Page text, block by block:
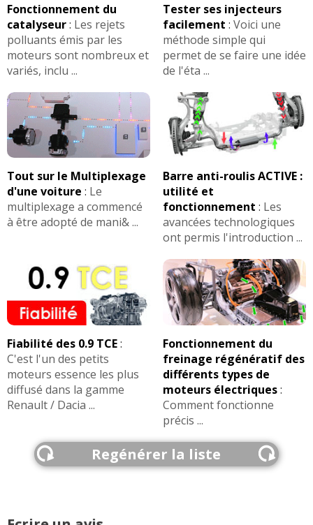
13/20 1.6 HDI 110 ch(0 )
12/20
multispace
)
10/20 1.6 HDI 110 ch(0 )
-- /20
1.6 HDI 110 ch J AI UN T7MOIN QUI
ALUME CHAQ(1
1.6 HDI 110 ch 35000 2010 2010(0 )
-- /20 1.6 HDI 110 ch 97000km 2009 xtr(0 )
1.6 HDI 110 ch (0 )
-- /20 1.6 HDI 110 ch(0 )
Fonctionnement du
catalyseur: Les rejets
polluants émis par les
moteurs sont nombreux et
variés, inclu ...
Tester ses injecteurs
facilement : Voici une
méthode simple qui
permet de se faire une idée
de l'éta ...
Tout sur le Multiplexage
d'une voiture : Le
multiplexage a commencé
à être adopté de mani& ...
Barre anti-roulis ACTIVE :
utilité et
fonctionnement : Les
avancées technologiques
ont permis l'introduction ...
Fiabilité des 0.9 TCE:
C'est l'un des petits
moteurs essence les plus
diffusé dans la gamme
Renault / Dacia ...
Fonctionnement du
freinage régénératif des
différents types de
moteurs électriques:
Comment fonctionne
précis ...
Regénérer la liste